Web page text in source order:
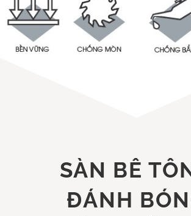
SÀN BÊ
ĐÁNH